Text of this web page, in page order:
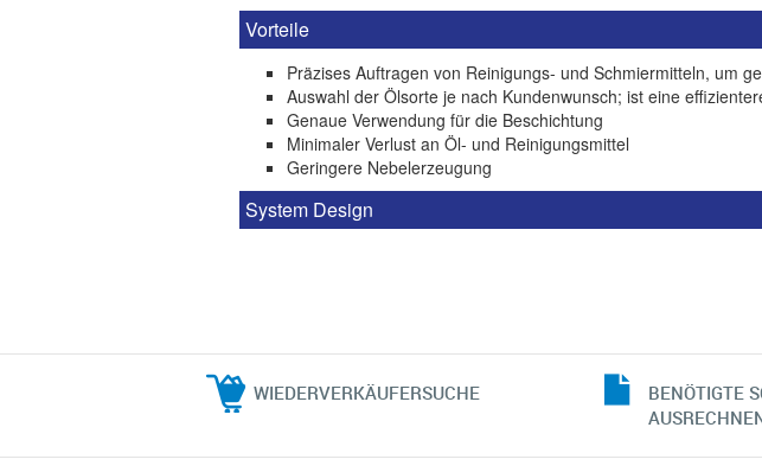
Vorteile
Präzises Auftragen von Reinigungs- und Schmiermitteln, um
Auswahl der Ölsorte je nach Kundenwunsch; ist eine
Genaue Verwendung für die Beschichtung
Minimaler Verlust an Öl- und Reinigungsmittel
Geringere Nebelerzeugung
System Design
WIEDERVERKÄUFERSUCHE
BENÖTIGTE